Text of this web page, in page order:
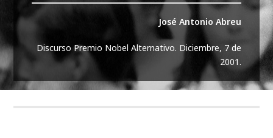
José Antonio Abreu
Discurso Premio Nobel Alternativo. Diciembre, 7 de
2001.